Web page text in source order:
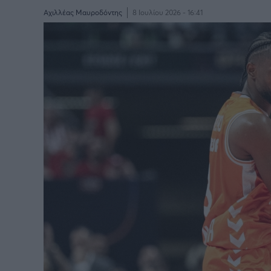
Αχιλλέας Μαυροδόντης 8 Ιουλίου 2026 - 16:41